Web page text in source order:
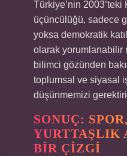
Türkiye’nin 2003’teki
üçüncülüğü, sadece
yoksa demokratik
olarak yorumlanabilir
bilimci gözünden
toplumsal ve siyasal
düşünmemizi
SONUÇ:
YURTTAŞLIK
BIR ÇIZGI